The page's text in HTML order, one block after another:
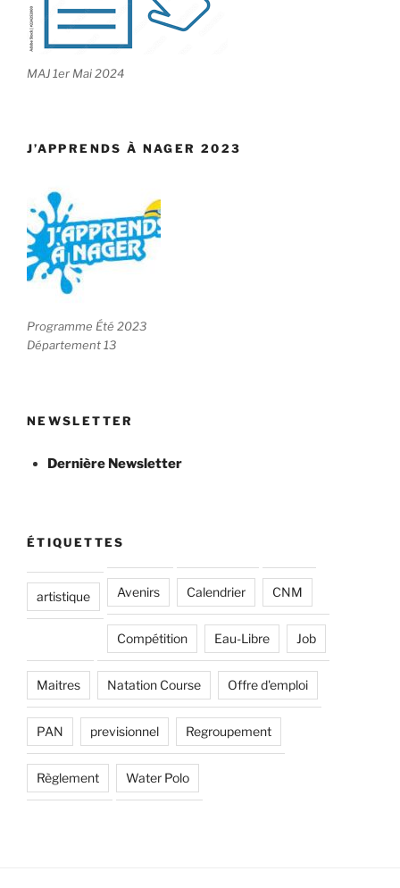
MAJ 1er Mai 2024
J’APPRENDS À NAGER 2023
Programme Été 2023
Département 13
NEWSLETTER
Dernière Newsletter
ÉTIQUETTES
artistique Avenirs Calendrier CNM
Compétition Eau-Libre Job
Maitres Natation Course Offre d'emploi
PAN previsionnel Regroupement
Règlement Water Polo